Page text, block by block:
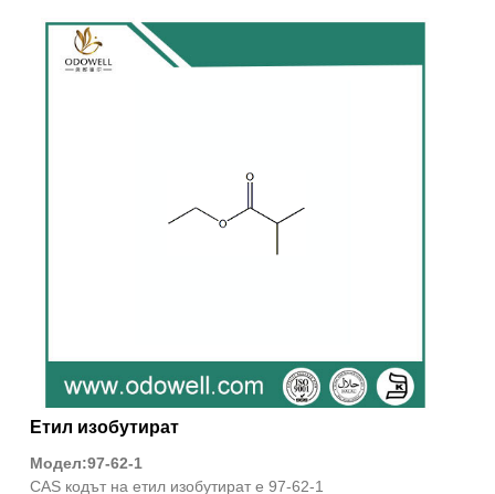
Етил изобутират
Модел:97-62-1
CAS кодът на етил изобутират е 97-62-1